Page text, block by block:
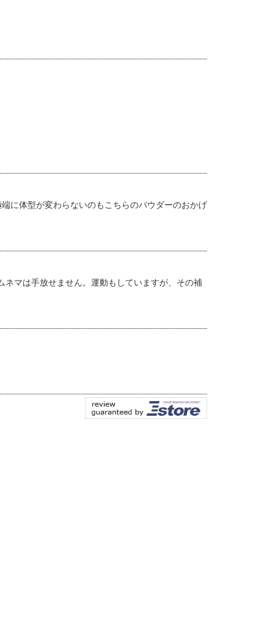
に体型が変わらないのもこちらのパウダーのおかげ
マは手放せません。運動もしていますが、その補